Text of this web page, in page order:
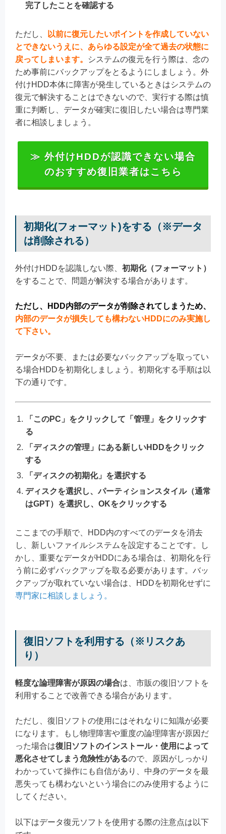
完了したことを確認する
ただし、
以前に復元したいポイントを作成していない
とできないうえに、あらゆる設定が全て過去の状態に
戻ってしまいます。
システムの復元を行う際は、念の
ため事前にバックアップをとるようにしましょう。外
付けHDD本体に障害が発生しているときはシステムの
復元で解決することはできないので、実行する際は慎
重に判断し、データが確実に復旧したい場合は専門業
者に相談しましょう。
≫ 外付けHDDが認識できない場合
のおすすめ復旧業者はこちら
初期化(フォーマット)をする（※データ
は削除される）
外付けHDDを認識しない際、 初期化（フォーマット）
をすることで、問題が解決する場合があります。
ただし、HDD内部のデータが削除されてしまうため、
内部のデータが損失しても構わないHDDにのみ実施し
て下さい。
データが不要、または必要なバックアップを取ってい
る場合HDDを初期化しましょう。初期化する手順は以
下の通りです。
「このPC」をクリックして「管理」をクリックす
る
「ディスクの管理」にある新しいHDDをクリック
する
「ディスクの初期化」を選択する
ディスクを選択し、パーティションスタイル（通常
はGPT）を選択し、OKをクリックする
ここまでの手順で、HDD内のすべてのデータを消去
し、新しいファイルシステムを設定することです。し
かし、重要なデータがHDDにある場合は、初期化を行
う前に必ずバックアップを取る必要があります。バッ
クアップが取れていない場合は、HDDを初期化せずに
専門家に相談しましょう。
復旧ソフトを利用する（※リスクあ
り）
軽度な論理障害が原因の場合は、市販の復旧ソフトを
利用することで改善できる場合があります。
ただし、復旧ソフトの使用にはそれなりに知識が必要
になります。もし物理障害や重度の論理障害が原因だ
った場合は復旧ソフトのインストール・使用によって
悪化させてしまう危険性があるので、原因がしっかり
わかっていて操作にも自信があり、中身のデータを最
悪失っても構わないという場合にのみ使用するように
してください。
以下はデータ復元ソフトを使用する際の注意点は以下